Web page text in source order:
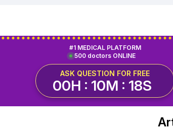
500 doctors ONLINE
#1 MEDICAL PLATFORM
ASK QUESTION FOR FREE
00H : 10M : 17S